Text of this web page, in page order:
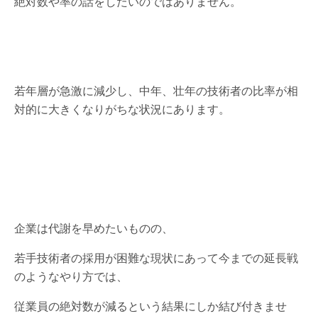
若年層が急激に減少し、中年、壮年の技術者の比率が相
対的に大きくなりがちな状況にあります。
企業は代謝を早めたいものの、
若手技術者の採用が困難な現状にあって今までの延長戦
のようなやり方では、
従業員の絶対数が減るという結果にしか結び付きませ